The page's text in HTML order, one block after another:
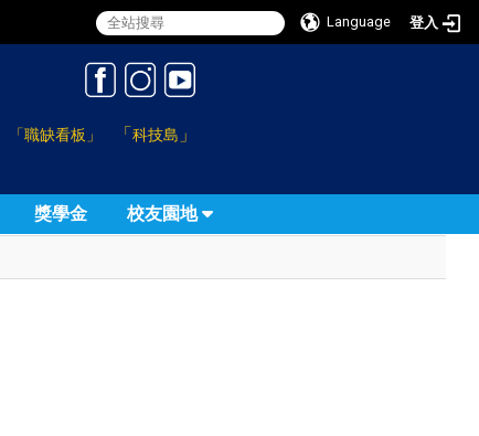
Language 登入
「職缺看板」 「科技島 」
獎學金 校友園地